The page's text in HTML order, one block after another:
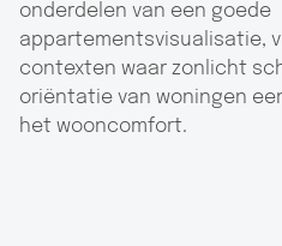
onderdelen van een goede
appartementsvisualisatie,
contexten waar zonlicht
oriëntatie van woningen
het wooncomfort.